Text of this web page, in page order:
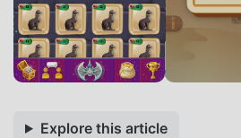
Explore this article